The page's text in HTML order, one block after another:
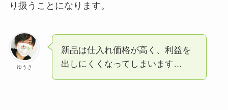
り扱うことになります。
ゆうき
新品は仕入れ価格が高く、利益を
出しにくくなってしまいます…